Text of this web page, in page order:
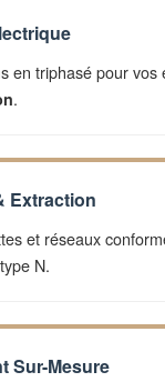
en triphasé pour vos
.
Extraction
et réseaux
N.
Sur-Mesure